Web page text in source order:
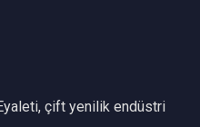
çift yenilik endüstri